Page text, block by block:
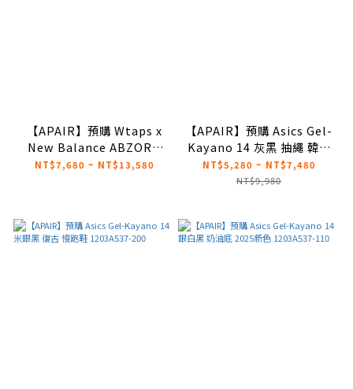
【APAIR】預購 Wtaps x
New Balance ABZORB
2010 灰綠 聯名款
NT$7,680 ~ NT$13,580
【APAIR】預購 Asics Gel-
Kayano 14 灰黑 抽繩 韓國
限定 1203A549-022
NT$5,280 ~ NT$7,480
NT$9,980